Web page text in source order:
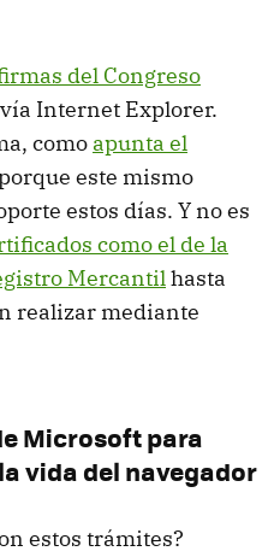
del Congreso
Internet Explorer.
como apunta el
este mismo
estos días. Y no es
como el de la
Mercantilhasta
realizar mediante
Microsoft para
vida del navegador
estos trámites?